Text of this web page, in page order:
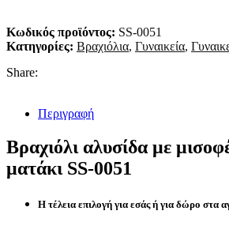
Κωδικός προϊόντος: SS-0051
Κατηγορίες: Βραχιόλια, Γυναικεία,
Share:
Περιγραφή
Βραχιόλι αλυσίδα με
ματάκι SS-0051
Η τέλεια επιλογή για εσάς ή για δώρο στα